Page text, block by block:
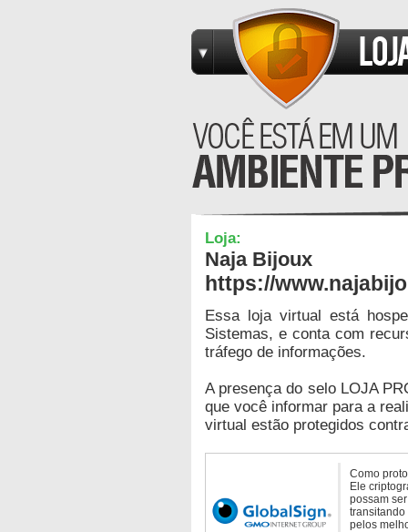
Loja:
Naja Bijoux
https://
Essa loja virtual está
Sistemas, e conta com
tráfego de informações.
A presença do selo LOJA
que você informar para a
virtual estão protegidos
Como
Ele
possam
transitando
pelos